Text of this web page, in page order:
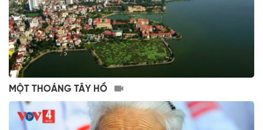
MỘT THOÁNG TÂY HỒ